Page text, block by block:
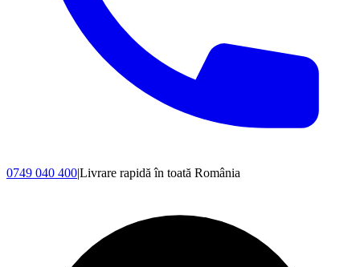
0749 040 400|Livrare rapidă în toată România